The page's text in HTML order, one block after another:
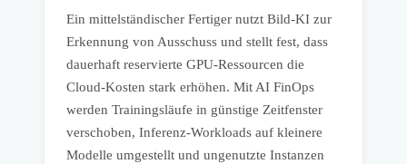
Ein mittelständischer Fertiger nutzt Bild-KI zur
Erkennung von Ausschuss und stellt fest, dass
dauerhaft reservierte GPU-Ressourcen die
Cloud-Kosten stark erhöhen. Mit AI FinOps
werden Trainingsläufe in günstige Zeitfenster
verschoben, Inferenz-Workloads auf kleinere
Modelle umgestellt und ungenutzte Instanzen